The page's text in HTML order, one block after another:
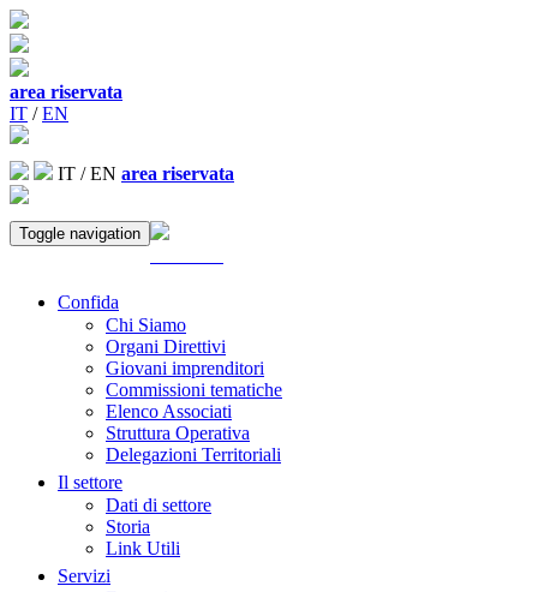
area riservata
IT /EN
IT /EN area riservata
Toggle navigation
Confida
Chi Siamo
Organi Direttivi
Giovani imprenditori
Commissioni tematiche
Elenco Associati
Struttura Operativa
Delegazioni Territoriali
Il settore
Dati di settore
Storia
Link Utili
Servizi